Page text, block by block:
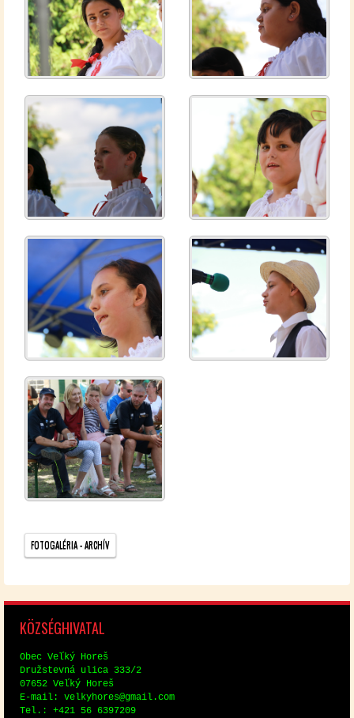
FO­TO­GA­LÉ­RIA - AR­CHÍV
KÖZ­SÉG­HI­VA­TAL
Obec Veľký Horeš
Družstev­ná uli­ca 333/2
07652 Veľký Horeš
E-mail: vel­ky­hores@​gmail.​com
Tel.: +421 56 6397209